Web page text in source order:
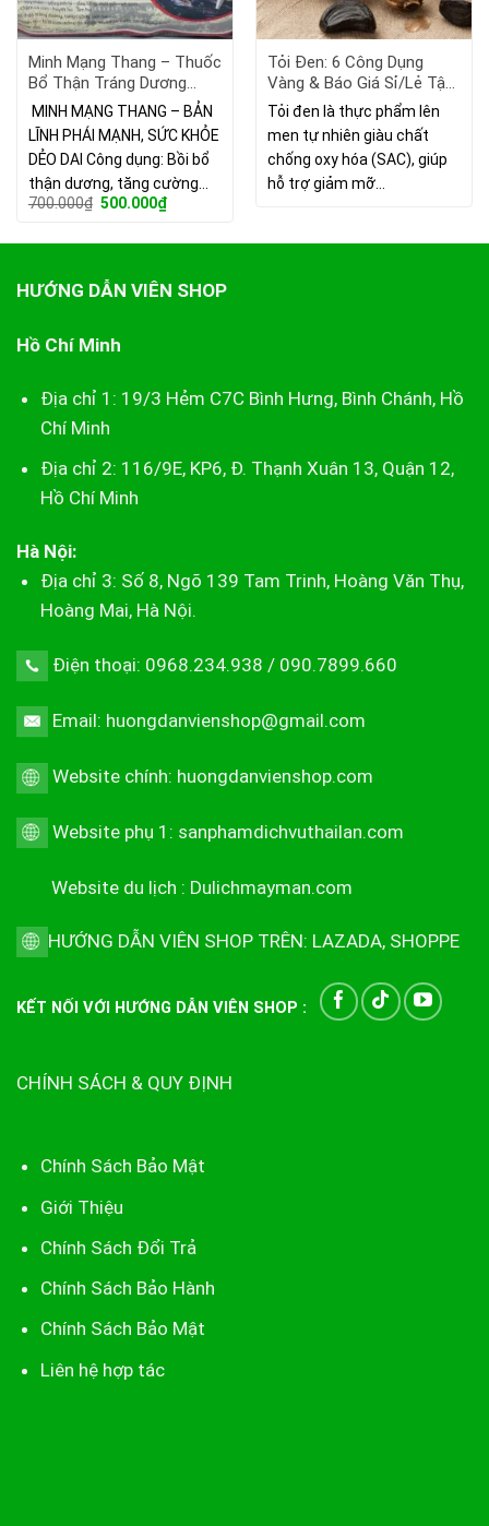
Minh Mạng Thang – Thuốc
Bổ Thận Tráng Dương
Đông Y Nổi Tiếng Từ Triều
Nguyễn
MINH MẠNG THANG – BẢN
LĨNH PHÁI MẠNH, SỨC KHỎE
DẺO DAI Công dụng: Bồi bổ
thận dương, tăng cường…
700.000₫ Giá
700.000₫.
500.000₫Giá
hiện
là:
Tỏi Đen: 6 Công Dụng
Vàng & Báo Giá Sỉ/Lẻ Tận
Gốc 2026
Tỏi đen là thực phẩm lên
men tự nhiên giàu chất
chống oxy hóa (SAC), giúp
hỗ trợ giảm mỡ…
HƯỚNG DẪN VIÊN SHOP
Hồ Chí Minh
Địa chỉ 1: 19/3 Hẻm C7C Bình Hưng, Bình Chánh, Hồ
Chí Minh
Địa chỉ 2: 116/9E, KP6, Đ. Thạnh Xuân 13, Quận 12,
Hồ Chí Minh
Hà Nội:
Địa chỉ 3: Số 8, Ngõ 139 Tam Trinh, Hoàng Văn Thụ,
Hoàng Mai, Hà Nội.
Điện thoại: 0968.234.938 / 090.7899.660
Email: huongdanvienshop@gmail.com
Website chính: huongdanvienshop.com
Website phụ 1: sanphamdichvuthailan.com
Website du lịch : Dulichmayman.com
HƯỚNG DẪN VIÊN SHOP TRÊN: LAZADA, SHOPPE
KẾT NỐI VỚI HƯỚNG DẪN VIÊN SHOP :
CHÍNH SÁCH & QUY ĐỊNH
Chính Sách Bảo Mật
Giới Thiệu
Chính Sách Đổi Trả
Chính Sách Bảo Hành
Chính Sách Bảo Mật
Liên hệ hợp tác